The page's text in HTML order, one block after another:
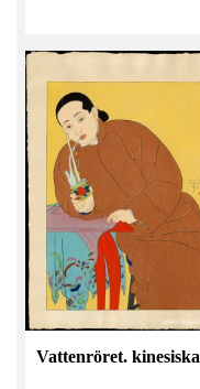
Vattenröret. kinesiska